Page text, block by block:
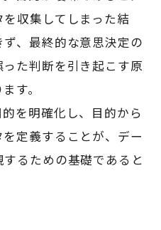
収集してしまった結
、最終的な意思決定の
た判断を引き起こす原
す。
を明確化し、目的から
定義することが、デー
るための基礎であると